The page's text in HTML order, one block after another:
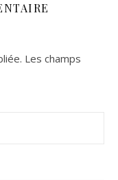
Les champs